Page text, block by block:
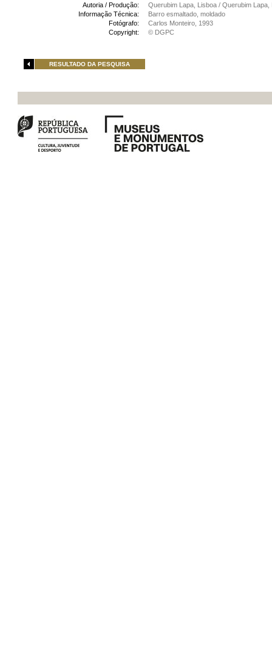
Autoria / Produção:
Querubim Lapa, Lisboa / Querubim Lapa,
Informação Técnica:
Barro esmaltado, moldado
Fotógrafo:
Carlos Monteiro, 1993
Copyright:
© DGPC
RESULTADO DA PESQUISA